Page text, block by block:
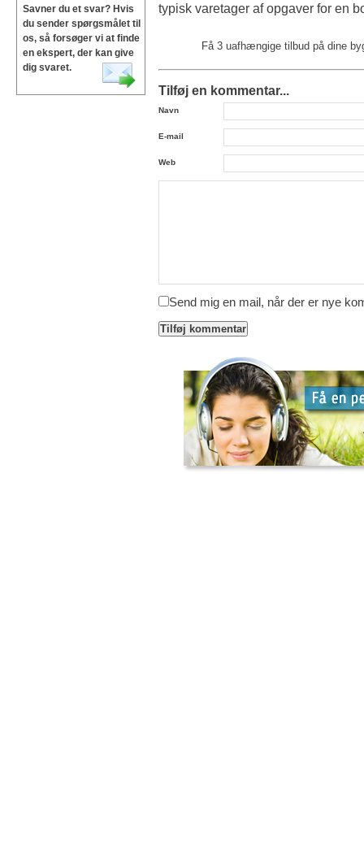
Savner du et svar? Hvis
du sender spørgsmålet til
os, så forsøger vi at finde
en ekspert, der kan give
dig svaret.
typisk varetager af opgaver for en
Få 3 uafhængige tilbud på dine
Tilføj en kommentar...
Navn
E-mail
Web
Send mig en mail, når der er nye